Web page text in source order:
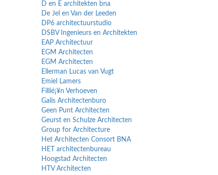
D en E architekten bna
De Jel en Van der Leeden
DP6 architectuurstudio
DSBV Ingenieurs en Architekten
EAP Architectuur
EGM Architecten
EGM Architecten
Ellerman Lucas van Vugt
Emiel Lamers
Fillié¡¥n Verhoeven
Galis Architectenburo
Geen Punt Architecten
Geurst en Schulze Architecten
Group for Architecture
Het Architecten Consort BNA
HET architectenbureau
Hoogstad Architecten
HTV Architecten